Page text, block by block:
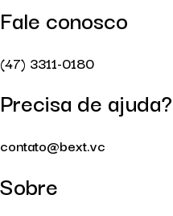
Fale conosco
(47) 3311-0180
Precisa de ajuda?
contato@bext.vc
Sobre